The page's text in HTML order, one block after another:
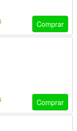
Comprar
Comprar